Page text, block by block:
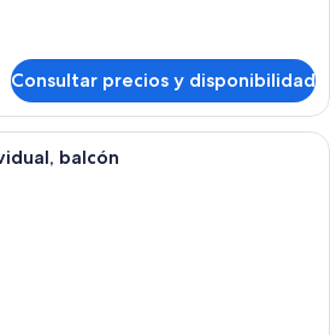
Consultar precios y disponibilidad
Una habitación de hotel moderna
balcón